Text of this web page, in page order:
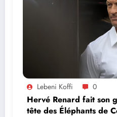
Lebeni Koffi 0
Hervé Renard fait son
tête des Éléphants de